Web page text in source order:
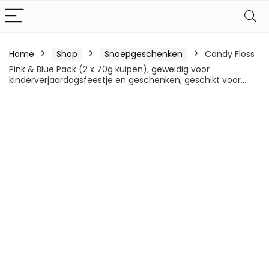
Home Shop Snoepgeschenken
Candy Floss
Pink & Blue Pack (2 x 70g kuipen), geweldig voor
kinderverjaardagsfeestje en geschenken, geschikt voor…